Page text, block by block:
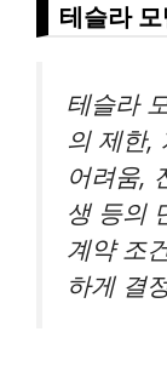
테슬라
테슬라
의 제한,
어려움,
생 등의
계약 조
하게 결